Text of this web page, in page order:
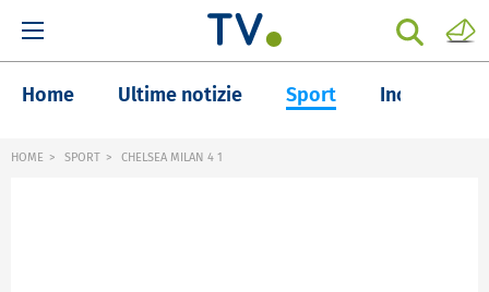
Home Ultime notizie Sport Inchieste
HOME SPORT CHELSEA MILAN 4 1